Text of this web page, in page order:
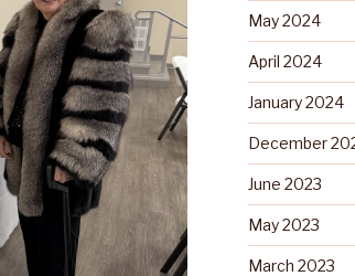
May 2024
April 2024
January 2024
December
June 2023
May 2023
March 2023